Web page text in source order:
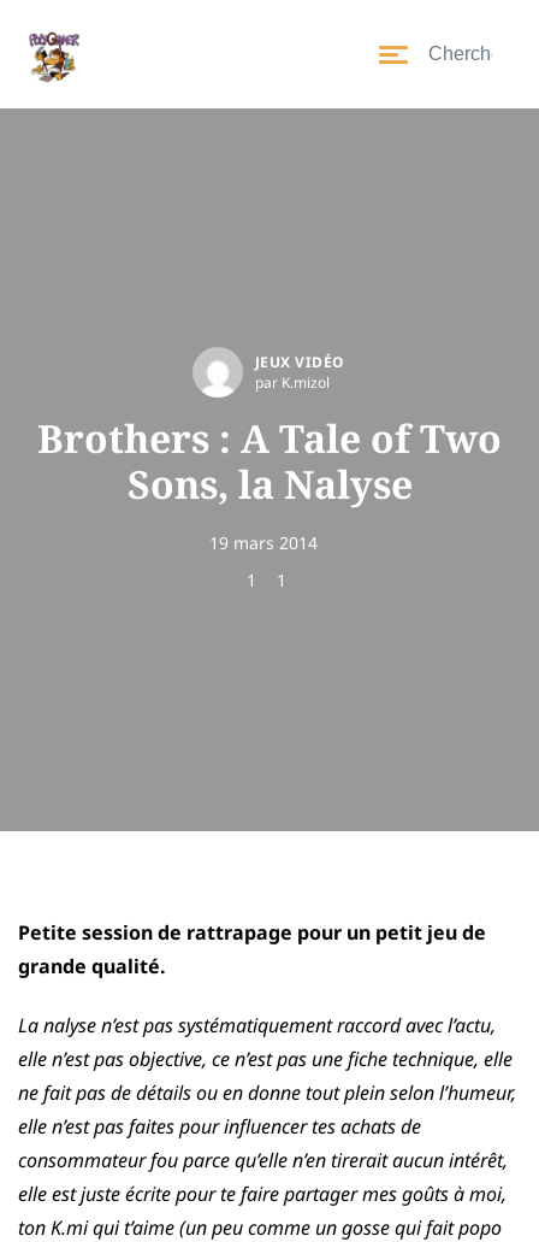
JEUX VIDÉO
par K.mizol
Brothers : A Tale of Two
Sons, la Nalyse
19 mars 2014
1
1
Petite session de rattrapage pour un petit jeu de
grande qualité.
La nalyse n’est pas systématiquement raccord avec l’actu,
elle n’est pas objective, ce n’est pas une fiche technique, elle
ne fait pas de détails ou en donne tout plein selon l’humeur,
elle n’est pas faites pour influencer tes achats de
consommateur fou parce qu’elle n’en tirerait aucun intérêt,
elle est juste écrite pour te faire partager mes goûts à moi,
ton K.mi qui t’aime (un peu comme un gosse qui fait popo